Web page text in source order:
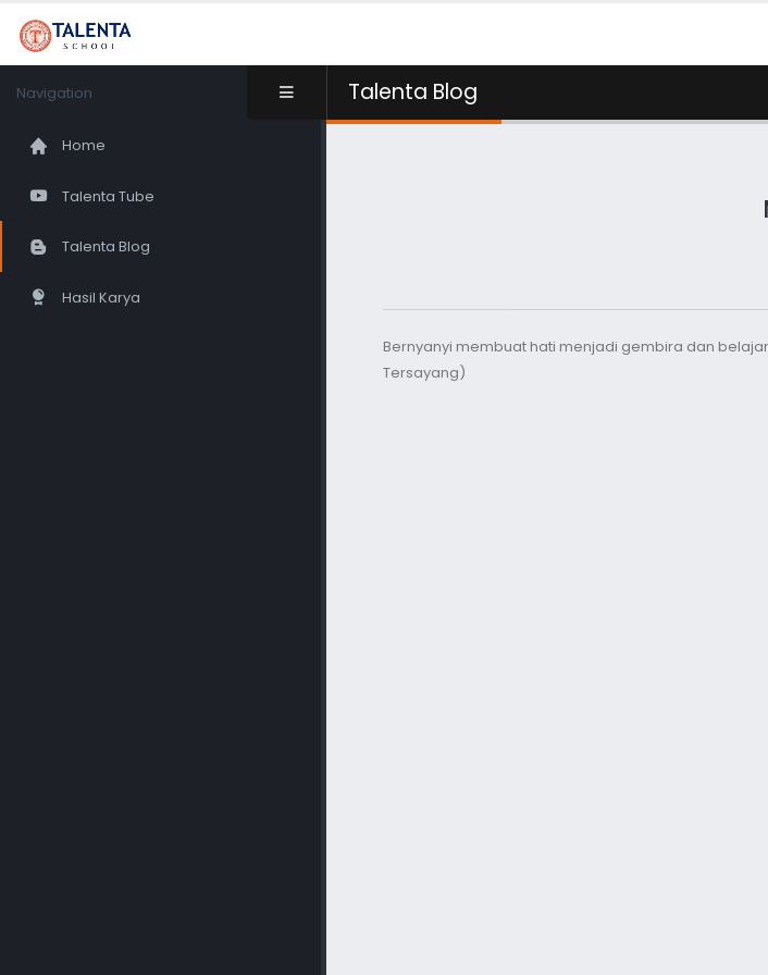
Navigation
Home
Talenta Tube
Talenta Blog
Hasil Karya
Talenta Blog
Bernyanyi membuat hati menjadi gembira dan
Tersayang)